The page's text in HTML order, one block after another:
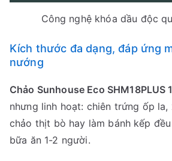
Công nghệ khóa dầu độc
Kích thước đa dạng, đáp ứng
nướng
Chảo Sunhouse Eco SHM18PLUS
nhưng linh hoạt: chiên trứng ốp la,
chảo thịt bò hay làm bánh kếp
bữa ăn 1-2 người.